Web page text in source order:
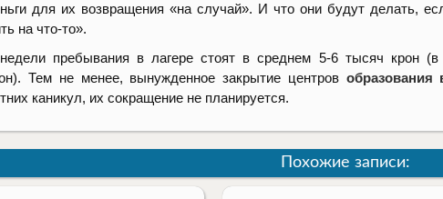
для их возвращения «на случай». И что они будут делать,
на что-то».
пребывания в лагере стоят в среднем 5-6 тысяч крон
Тем не менее, вынужденное закрытие центров образования
каникул, их сокращение не планируется.
Похожие записи: